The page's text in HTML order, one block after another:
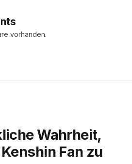
vorhanden.
Wahrheit,
Fan zu